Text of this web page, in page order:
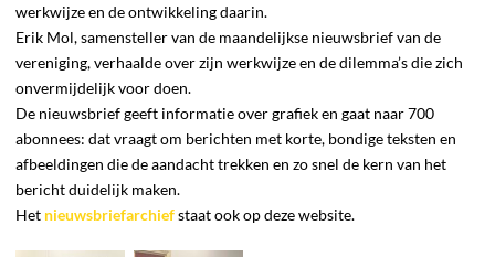
werkwijze en de ontwikkeling daarin.
Erik Mol, samensteller van de maandelijkse nieuwsbrief van de
vereniging, verhaalde over zijn werkwijze en de dilemma’s die zich
onvermijdelijk voor doen.
De nieuwsbrief geeft informatie over grafiek en gaat naar 700
abonnees: dat vraagt om berichten met korte, bondige teksten en
afbeeldingen die de aandacht trekken en zo snel de kern van het
bericht duidelijk maken.
Het nieuwsbriefarchiefstaat ook op deze website.